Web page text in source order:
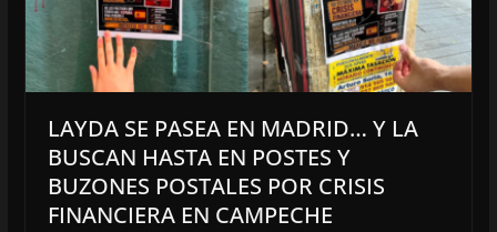
LAYDA SE PASEA EN MADRID… Y LA
BUSCAN HASTA EN POSTES Y
BUZONES POSTALES POR CRISIS
FINANCIERA EN CAMPECHE